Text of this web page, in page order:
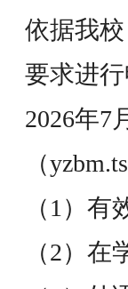
依据我
要求进
2026年7
（
（1）有
（2）在